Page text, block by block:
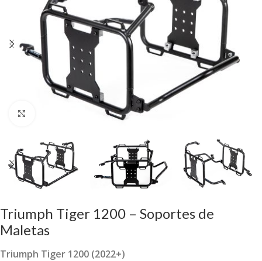
Haga clic para ampliar
Triumph Tiger 1200 – Soportes de
Maletas
Triumph Tiger 1200 (2022+)